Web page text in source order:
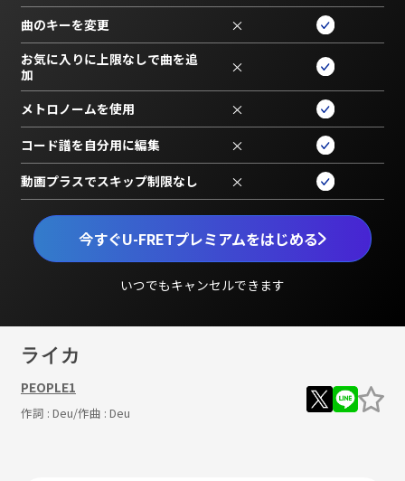
今すぐU-FRETプレミアムをはじめる
いつでもキャンセルできます
曲のキーを変更 ×
お気に入りに上限なしで曲を追
加
×
メトロノームを使用 ×
コード譜を自分用に編集 ×
動画プラスでスキップ制限なし ×
ライカ
PEOPLE1
作詞 : Deu/作曲 : Deu